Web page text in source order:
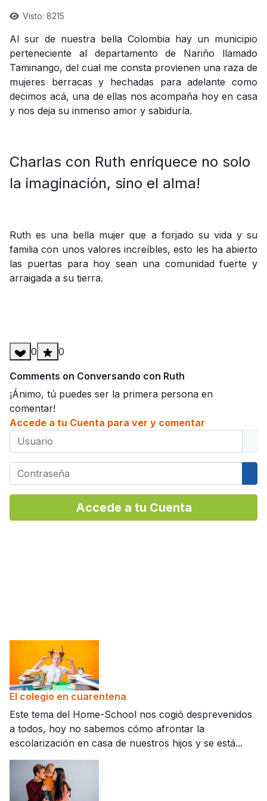
Visto: 8215
Al sur de nuestra bella Colombia hay un municipio
perteneciente al departamento de Nariño llamado
Taminango, del cual me consta provienen una raza de
mujeres berracas y hechadas para adelante como
decimos acá, una de ellas nos acompaña hoy en casa
y nos deja su inmenso amor y sabiduría.
Charlas con Ruth enriquece no solo
la imaginación, sino el alma!
Ruth es una bella mujer que a forjado su vida y su
familia con unos valores increíbles, esto les ha abierto
las puertas para hoy sean una comunidad fuerte y
arraigada a su tierra.
0 0
Comments on Conversando con Ruth
¡Ánimo, tú puedes ser la primera persona en
comentar!
Accede a tu Cuenta para ver y comentar
Usuario
Contraseña
Accede a tu Cuenta
El colegio en cuarentena
Este tema del Home-School nos cogió desprevenidos
a todos, hoy no sabemos cómo afrontar la
escolarización en casa de nuestros hijos y se está...